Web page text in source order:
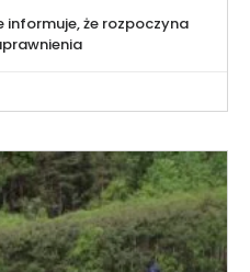
informuje, że rozpoczyna